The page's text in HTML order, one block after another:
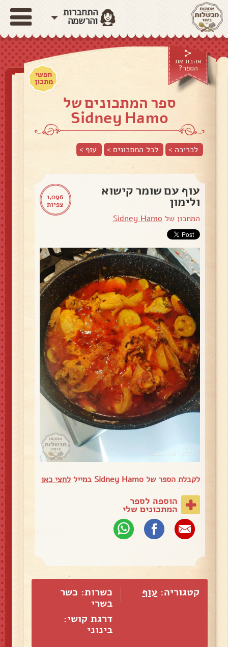
התחברות
והרשמה
אהבת את
הספר?
חפשי
מתכון
ספר המתכונים של
Sidney Hamo
לכריכה > לכל המתכונים > עוף >
1,096
צפיות
עוף עם שומר קישוא
ולימון
המתכון של Sidney Hamo
לקבלת הספר של Sidney Hamo במייל לחצי כאן
הוספה לספר
המתכונים שלי
קטגוריה: עוף
כשרות: כשר
בשרי
דרגת קושי:
בינוני